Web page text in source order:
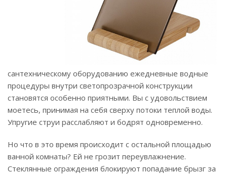
сантехническому оборудованию ежедневные водные
процедуры внутри светопрозрачной конструкции
становятся особенно приятными. Вы с удовольствием
моетесь, принимая на себя сверху потоки теплой воды.
Упругие струи расслабляют и бодрят одновременно.
Но что в это время происходит с остальной площадью
ванной комнаты? Ей не грозит переувлажнение.
Стеклянные ограждения блокируют попадание брызг за